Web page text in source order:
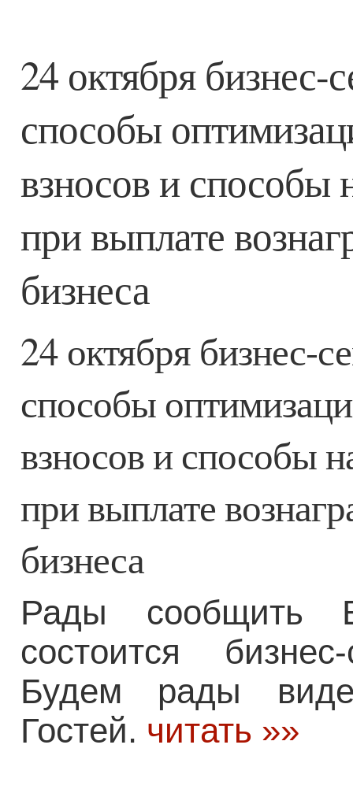
24 октября
способы
взносов и способы
при выплате
бизнеса
24 октября бизнес-
способы
взносов и способы
при выплате
бизнеса
Рады сообщить
состоится
Будем рады
Гостей. читать »»